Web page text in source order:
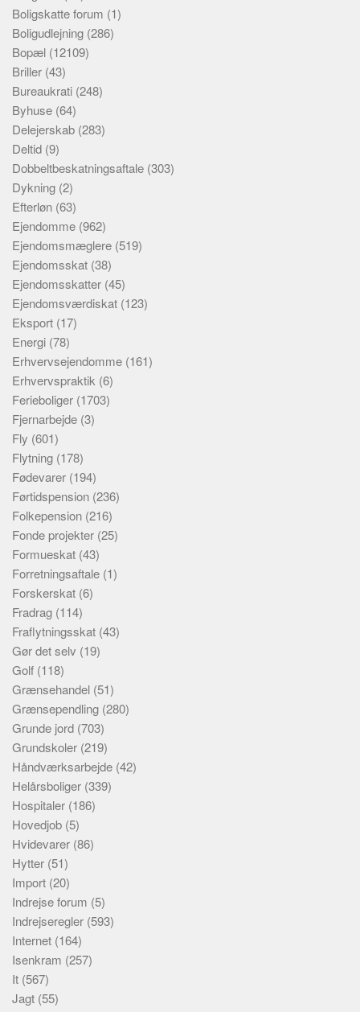
Boligskatte forum (1)
Boligudlejning (286)
Bopæl (12109)
Briller (43)
Bureaukrati (248)
Byhuse (64)
Delejerskab (283)
Deltid (9)
Dobbeltbeskatningsaftale (303)
Dykning (2)
Efterløn (63)
Ejendomme (962)
Ejendomsmæglere (519)
Ejendomsskat (38)
Ejendomsskatter (45)
Ejendomsværdiskat (123)
Eksport (17)
Energi (78)
Erhvervsejendomme (161)
Erhvervspraktik (6)
Ferieboliger (1703)
Fjernarbejde (3)
Fly (601)
Flytning (178)
Fødevarer (194)
Førtidspension (236)
Folkepension (216)
Fonde projekter (25)
Formueskat (43)
Forretningsaftale (1)
Forskerskat (6)
Fradrag (114)
Fraflytningsskat (43)
Gør det selv (19)
Golf (118)
Grænsehandel (51)
Grænsependling (280)
Grunde jord (703)
Grundskoler (219)
Håndværksarbejde (42)
Helårsboliger (339)
Hospitaler (186)
Hovedjob (5)
Hvidevarer (86)
Hytter (51)
Import (20)
Indrejse forum (5)
Indrejseregler (593)
Internet (164)
Isenkram (257)
It (567)
Jagt (55)